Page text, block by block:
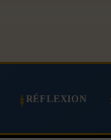
RÉFLEXION